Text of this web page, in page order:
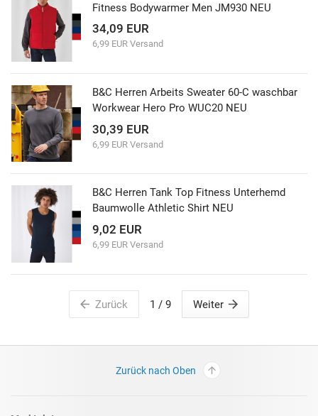
Fitness Bodywarmer Men JM930 NEU
34,09 EUR
6,99 EUR Versand
B&C Herren Arbeits Sweater 60-C waschbar
Workwear Hero Pro WUC20 NEU
30,39 EUR
6,99 EUR Versand
B&C Herren Tank Top Fitness Unterhemd
Baumwolle Athletic Shirt NEU
9,02 EUR
6,99 EUR Versand
Zurück 1 / 9 Weiter
Zurück nach Oben